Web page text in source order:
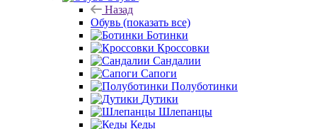
Назад
Обувь (показать все)
Ботинки
Кроссовки
Сандалии
Сапоги
Полуботинки
Дутики
Шлепанцы
Кеды